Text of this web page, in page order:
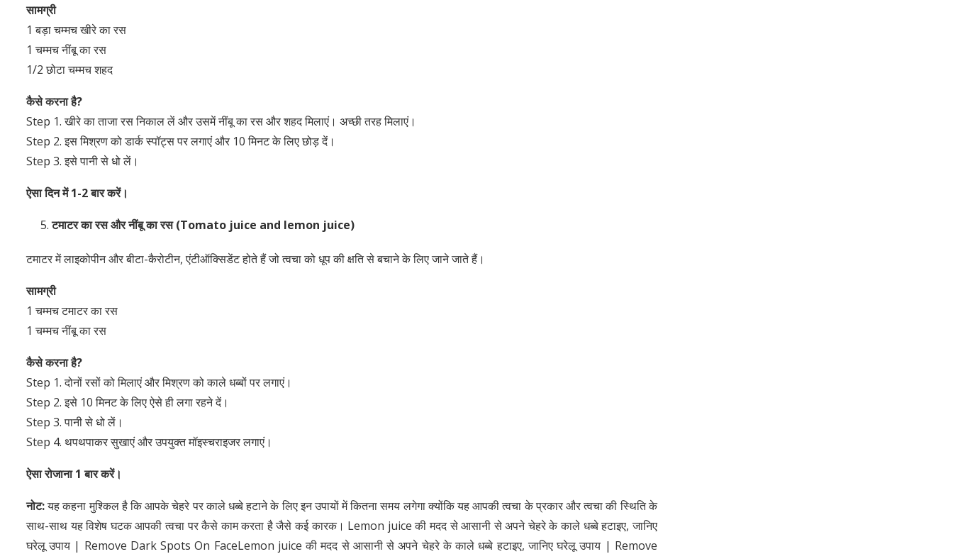
सामग्री
1 बड़ा चम्मच खीरे का रस
1 चम्मच नींबू का रस
1/2 छोटा चम्मच शहद
कैसे करना है?
Step 1. खीरे का ताजा रस निकाल लें और उसमें नींबू का रस और शहद मिलाएं। अच्छी तरह मिलाएं।
Step 2. इस मिश्रण को डार्क स्पॉट्स पर लगाएं और 10 मिनट के लिए छोड़ दें।
Step 3. इसे पानी से धो लें।
ऐसा दिन में1-2बार करें।
टमाटर का रस और नींबू का रस(Tomato juice and lemon juice)
टमाटर में लाइकोपीन और बीटा-कैरोटीन, एंटीऑक्सिडेंट होते हैं जो त्वचा को धूप की क्षति से बचाने के लिए जाने जाते हैं।
सामग्री
1 चम्मच टमाटर का रस
1 चम्मच नींबू का रस
कैसे करना है?
Step 1. दोनों रसों को मिलाएं और मिश्रण को काले धब्बों पर लगाएं।
Step 2. इसे 10 मिनट के लिए ऐसे ही लगा रहने दें।
Step 3. पानी से धो लें।
Step 4. थपथपाकर सुखाएं और उपयुक्त मॉइस्चराइजर लगाएं।
ऐसा रोजाना1बार करें।
नोट:यह कहना मुश्किल है कि आपके चेहरे पर काले धब्बे हटाने के लिए इन उपायों में कितना समय लगेगा क्योंकि यह आपकी त्वचा के प्रकार और त्वचा की स्थिति के
साथ-साथ यह विशेष घटक आपकी त्वचा पर कैसे काम करता है जैसे कई कारक। Lemon juice की मदद से आसानी से अपने चेहरे के काले धब्बे हटाइए, जानिए
घरेलू उपाय | Remove Dark Spots On FaceLemon juice की मदद से आसानी से अपने चेहरे के काले धब्बे हटाइए, जानिए घरेलू उपाय | Remove